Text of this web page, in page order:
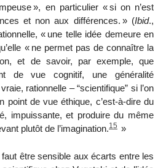
», en particulier «si on n’est
et non aux différences. » (Ibid.,
« une telle idée demeure en
« ne permet pas de connaître la
et de savoir, par exemple, que
de vue cognitif, une généralité
vraie, rationnelle – “scientifique” si l’on
point de vue éthique, c’est-à-dire du
impuissante, et produire du même
plutôt de l’imagination.15 »
être sensible aux écarts entre les